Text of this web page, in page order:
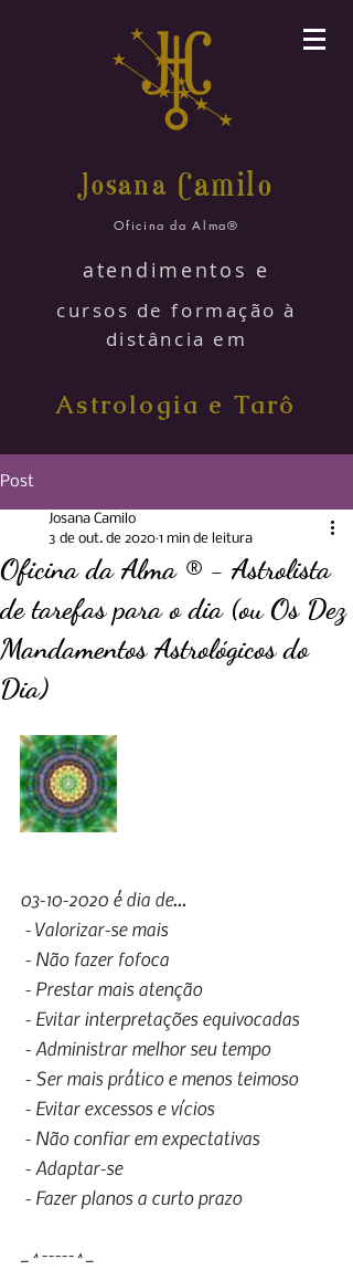
Josana Camilo
Oficina da Alma®
atendimentos e
cursos de formação à
distância em
Astrologia e Tarô
Post
Oficina da Alma ® - Astrolista
de tarefas para o dia (ou Os Dez
Mandamentos Astrológicos do
Dia)
Josana Camilo
3 de out. de 2020 1 min de leitura
03-10-2020 é dia de...
- Valorizar-se mais
- Não fazer fofoca
- Prestar mais atenção
- Evitar interpretações equivocadas
- Administrar melhor seu tempo
- Ser mais prático e menos teimoso
- Evitar excessos e vícios
- Não confiar em expectativas
- Adaptar-se
- Fazer planos a curto prazo
_^-----^_